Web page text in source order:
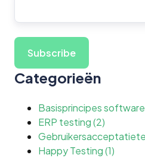
Categorieën
Basisprincipes
ERP testing(2)
Happy Testing(1)